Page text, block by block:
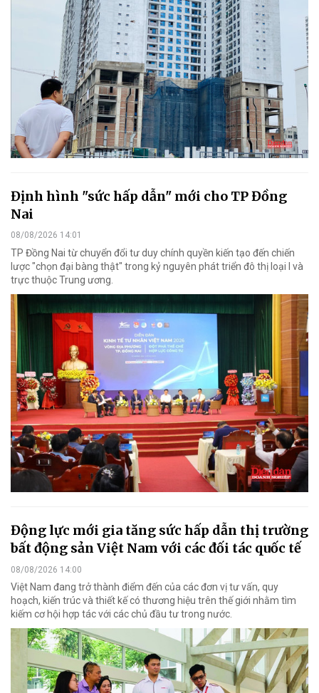
Định hình "sức hấp dẫn" mới cho TP Đồng
Nai
08/08/2026 14:01
TP Đồng Nai từ chuyển đổi tư duy chính quyền kiến tạo đến chiến
lược "chọn đại bàng thật" trong kỷ nguyên phát triển đô thị loại I và
trực thuộc Trung ương.
Động lực mới gia tăng sức hấp dẫn thị trường
bất động sản Việt Nam với các đối tác quốc tế
08/08/2026 14:00
Việt Nam đang trở thành điểm đến của các đơn vị tư vấn, quy
hoạch, kiến trúc và thiết kế có thương hiệu trên thế giới nhằm tìm
kiếm cơ hội hợp tác với các chủ đầu tư trong nước.